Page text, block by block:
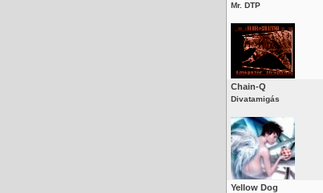
Mr. DTP
Chain-Q
Divatamigás
Yellow Dog